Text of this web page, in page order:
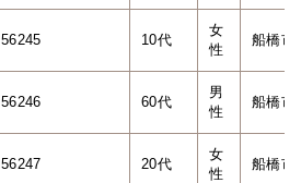
56245 10代
女
性
船橋市
56246 60代
男
性
船橋市
56247 20代
女
性
船橋市